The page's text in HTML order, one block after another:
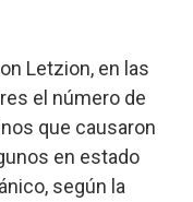
Letzion, en las
el número de
que causaron
en estado
según la